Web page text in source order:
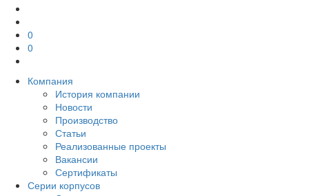
0
0
Компания
История компании
Новости
Производство
Статьи
Реализованные проекты
Вакансии
Сертификаты
Серии корпусов